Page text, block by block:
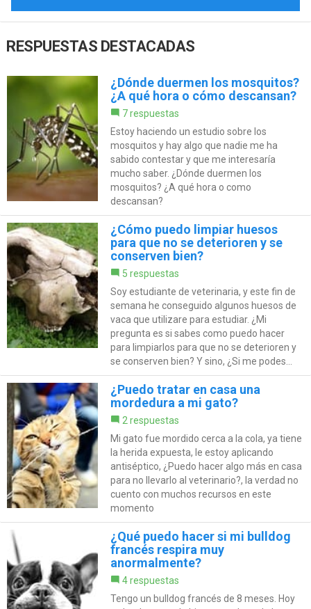
RESPUESTAS DESTACADAS
¿Dónde duermen los mosquitos?
¿A qué hora o cómo descansan?
7 respuestas
Estoy haciendo un estudio sobre los
mosquitos y hay algo que nadie me ha
sabido contestar y que me interesaría
mucho saber. ¿Dónde duermen los
mosquitos? ¿A qué hora o como
descansan?
¿Cómo puedo limpiar huesos
para que no se deterioren y se
conserven bien?
5 respuestas
Soy estudiante de veterinaria, y este fin de
semana he conseguido algunos huesos de
vaca que utilizare para estudiar. ¿Mi
pregunta es si sabes como puedo hacer
para limpiarlos para que no se deterioren y
se conserven bien? Y sino, ¿Si me podes...
¿Puedo tratar en casa una
mordedura a mi gato?
2 respuestas
Mi gato fue mordido cerca a la cola, ya tiene
la herida expuesta, le estoy aplicando
antiséptico, ¿Puedo hacer algo más en casa
para no llevarlo al veterinario?, la verdad no
cuento con muchos recursos en este
momento
¿Qué puedo hacer si mi bulldog
francés respira muy
anormalmente?
4 respuestas
Tengo un bulldog francés de 8 meses. Hoy